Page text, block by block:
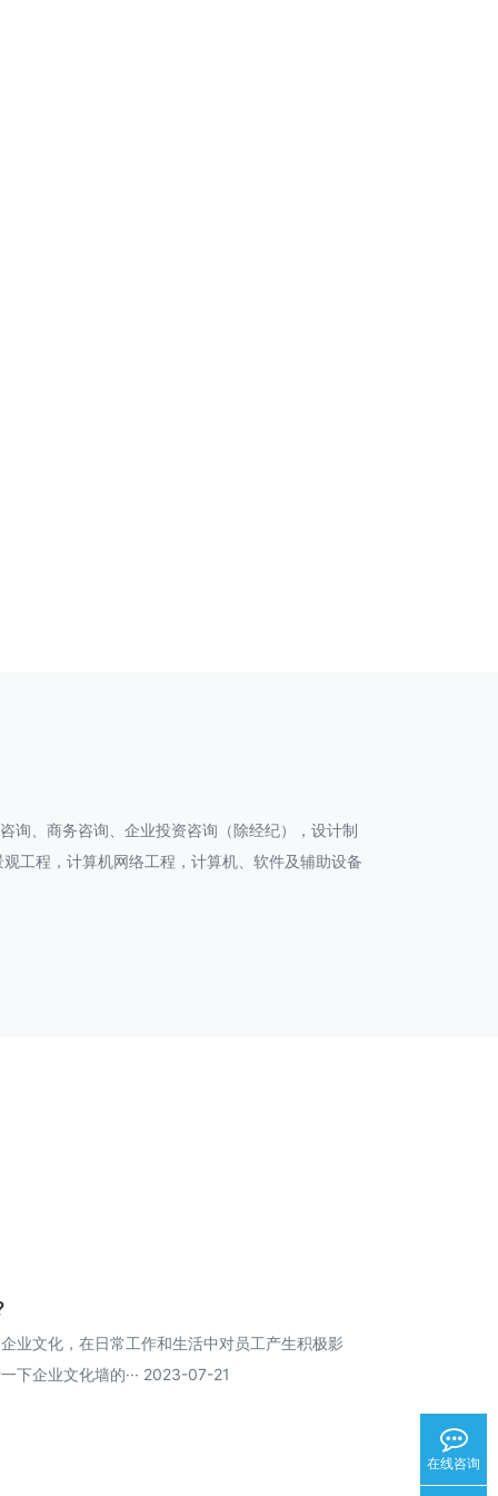
询、商务咨询、企业投资咨询（除经纪），设计制
工程，计算机网络工程，计算机、软件及辅助设备
业文化，在日常工作和生活中对员工产生积极影
下企业文化墙的··· 2023-07-21
在线咨询